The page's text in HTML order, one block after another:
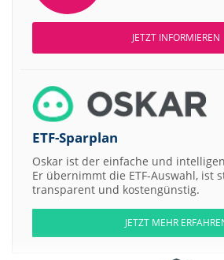
JETZT INFORMIEREN
ETF-Sparplan
Oskar ist der einfache und
Er übernimmt die ETF-Auswahl, ist
transparent und kostengünstig.
JETZT MEHR